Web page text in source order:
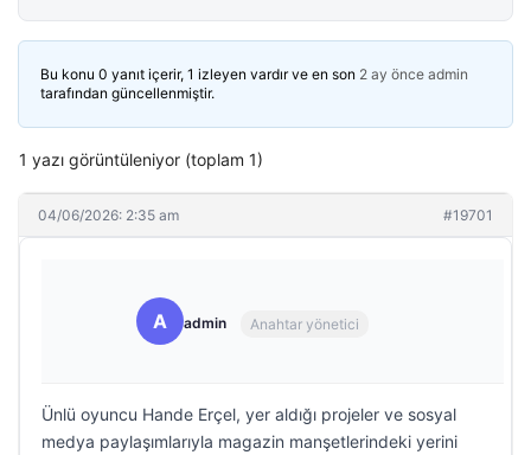
Bu konu 0 yanıt içerir, 1 izleyen vardır ve en son 2 ay önce admin
tarafından güncellenmiştir.
1 yazı görüntüleniyor (toplam 1)
04/06/2026: 2:35 am #19701
A admin Anahtar yönetici
Ünlü oyuncu Hande Erçel, yer aldığı projeler ve sosyal
medya paylaşımlarıyla magazin manşetlerindeki yerini